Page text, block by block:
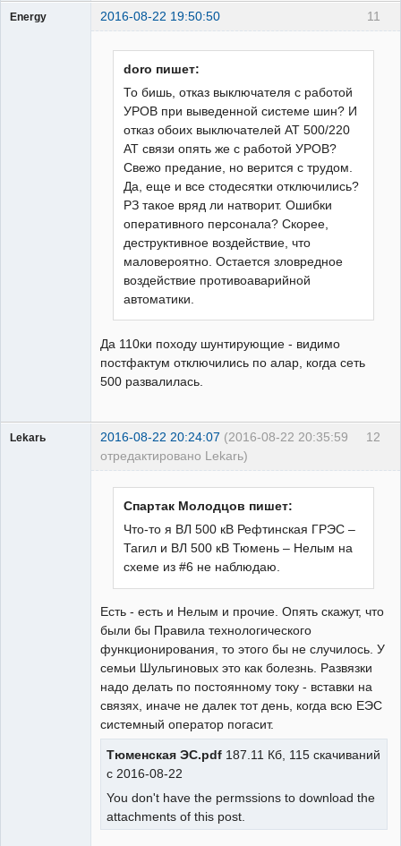
11
Energy 2016-08-22 19:50:50
doro пишет:
То бишь, отказ выключателя с работой
УРОВ при выведенной системе шин? И
отказ обоих выключателей АТ 500/220
АТ связи опять же с работой УРОВ?
Свежо предание, но верится с трудом.
Да, еще и все стодесятки отключились?
РЗ такое вряд ли натворит. Ошибки
оперативного персонала? Скорее,
деструктивное воздействие, что
маловероятно. Остается зловредное
воздействие противоаварийной
автоматики.
Да 110ки походу шунтирующие - видимо
постфактум отключились по алар, когда сеть
500 развалилась.
12
Lekarь 2016-08-22 20:24:07 (2016-08-22 20:35:59
отредактировано Lekarь)
Спартак Молодцов пишет:
Что-то я ВЛ 500 кВ Рефтинская ГРЭС –
Тагил и ВЛ 500 кВ Тюмень – Нелым на
схеме из #6 не наблюдаю.
Есть - есть и Нелым и прочие. Опять скажут, что
были бы Правила технологического
функционирования, то этого бы не случилось. У
семьи Шульгиновых это как болезнь. Развязки
надо делать по постоянному току - вставки на
связях, иначе не далек тот день, когда всю ЕЭС
системный оператор погасит.
Тюменская ЭС.pdf 187.11 Кб, 115 скачиваний
с 2016-08-22
You don't have the permssions to download the
attachments of this post.